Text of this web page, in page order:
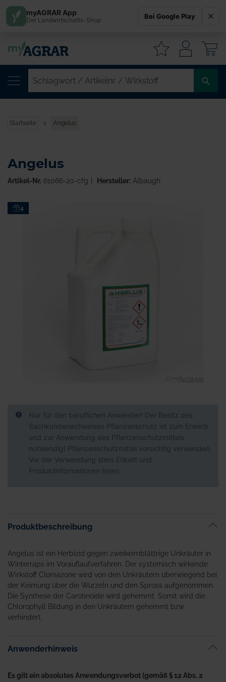
Startseite Angelus
Zum4
Bildgalerie
springen
Angelus
Artikel-Nr. 61066-20-cfg Hersteller:Albaugh
Nur für den beruflichen Anwender! Der Besitz des
Sachkundenachweises Pflanzenschutz ist zum Erwerb
und zur Anwendung des Pflanzenschutzmittels
notwendig! Pflanzenschutzmittel vorsichtig verwenden.
Vor der Verwendung stets Etikett und
Produktinformationen lesen.
Produktbeschreibung
Angelus ist ein Herbizid gegen zweikeimblättrige Unkräuter in
Winterraps im Vorauflaufverfahren. Der systemisch wirkende
Wirkstoff Clomazone wird von den Unkräutern überwiegend bei
der Keimung über die Wurzeln und den Spross aufgenommen.
Die Synthese der Carotinoide wird gehemmt. Somit wird die
Chlorophyll Bildung in den Unkräutern gehemmt bzw.
verhindert.
Anwenderhinweis
Es gilt ein absolutes Anwendungsverbot (gemäß § 12 Abs. 2
myAGRAR App
Der Landwirtschafts-Shop Bei Google Play